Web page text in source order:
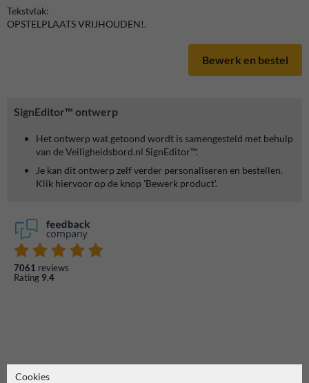
SignEditor™ ontwerp
Het ontwerp wat getoond wordt is samengesteld met behulp
van de Veiligheidsbord.nl SignEditor™.
Je kan dit ontwerp zelf verder personaliseren en bestellen.
Klik hiervoor op de knop 'Bewerk product'.
7061 reviews
Rating 9.4
Tekstvlak:
OPSTELPLAATS VRIJHOUDEN!.
Bewerk en bestel
Cookies